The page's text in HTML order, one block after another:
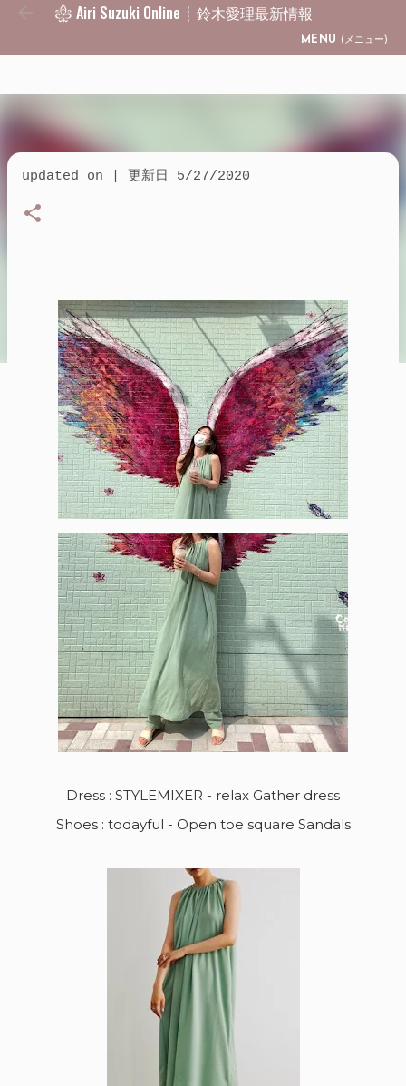
Skip to main content
Airi Suzuki Online ┊ 鈴木愛理最新情報
MENU (メニュー)
updated on | 更新日 5/27/2020
Dress : STYLEMIXER - relax Gather dress
Shoes : todayful - Open toe square Sandals